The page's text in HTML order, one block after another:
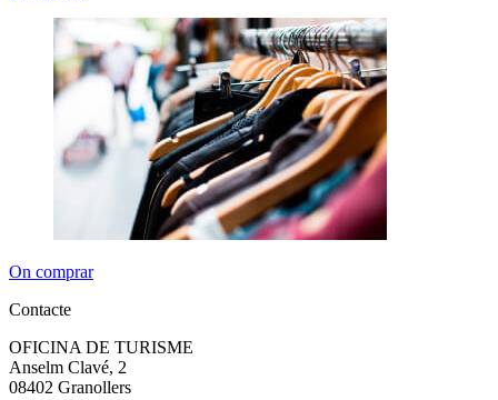
On comprar
Contacte
OFICINA DE TURISME
Anselm Clavé, 2
08402 Granollers